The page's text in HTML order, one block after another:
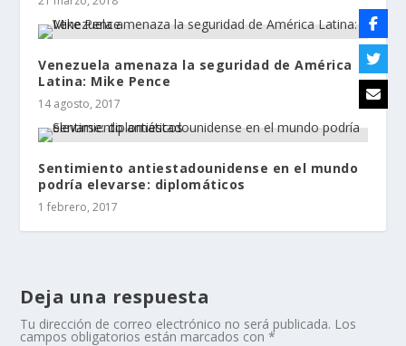
Venezuela amenaza la seguridad de América
Latina: Mike Pence
14 agosto, 2017
Sentimiento antiestadounidense en el mundo
podría elevarse: diplomáticos
1 febrero, 2017
Deja una respuesta
Tu dirección de correo electrónico no será publicada. Los
campos obligatorios están marcados con*